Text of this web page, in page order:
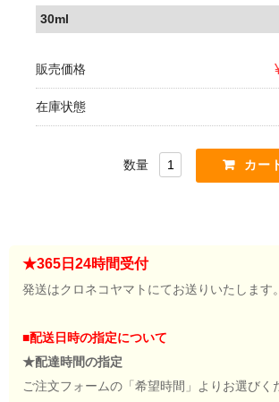
30ml
販売価格
在庫状態
数量
★365日24時間受付
発送はクロネコヤマトにてお送りいたします。
■配送日時の指定について
★配達時間の指定
ご注文フォームの「希望時間」よりお選びく